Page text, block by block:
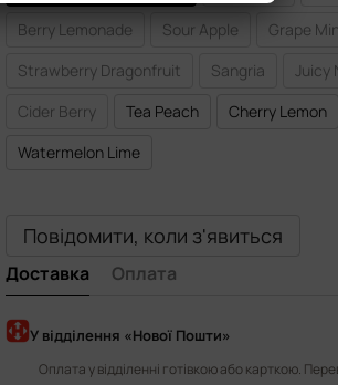
Berry Lemonade
Sour Apple Grape
Strawberry Dragonfruit
Sangria Juicy
Cider Berry
Tea Peach Cherry Lemon
Watermelon Lime
Повідомити, коли з'явиться
Доставка Оплата
У відділення «Нової Пошти»
Оплата у відділенні готівкою або карткою.